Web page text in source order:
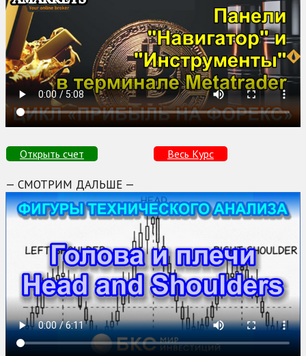
Открыть счет Весь Курс
— СМОТРИМ ДАЛЬШЕ —